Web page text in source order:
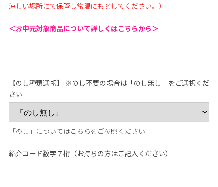
涼しい場所にて保管し常温にもどしてください。）
＜お中元対象商品について詳しくはこちらから＞
【のし種類選択】 ※のし不要の場合は「のし無し」をご選択くだ
さい
「のし」についてはこちらをご参照ください
紹介コード数字７桁（お持ちの方はご記入ください）